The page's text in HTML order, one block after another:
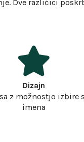
Dve različici
Dizajn
z možnostjo izbire
imena